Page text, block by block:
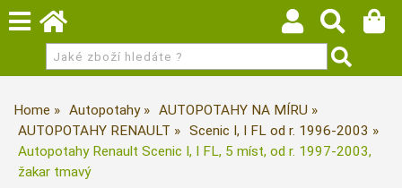
Home Autopotahy
AUTOPOTAHY NA MÍRU
AUTOPOTAHY RENAULT
Scenic I, I FL od r. 1996-2003
Autopotahy Renault Scenic I, I FL, 5 míst, od r. 1997-2003,
žakar tmavý